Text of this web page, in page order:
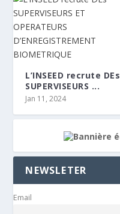
L’INSEED recrute DEs
SUPERVISEURS ...
Jan 11, 2024
NEWSLETER
Email